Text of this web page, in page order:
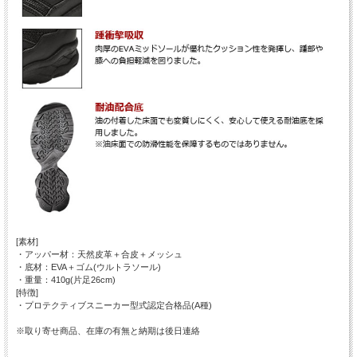
[素材]
・アッパー材：天然皮革＋合皮＋メッシュ
・底材：EVA＋ゴム(ウルトラソール)
・重量：410g(片足26cm)
[特徴]
・プロテクティブスニーカー型式認定合格品(A種)
※取り寄せ商品、在庫の有無と納期は後日連絡